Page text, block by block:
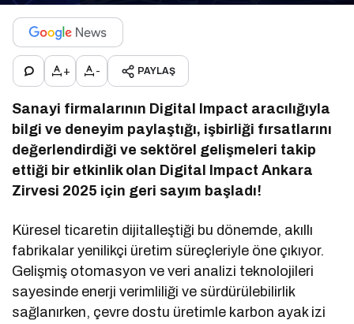
+ - PAYLAŞ
Sanayi firmalarının Digital Impact aracılığıyla
bilgi ve deneyim paylaştığı, işbirliği fırsatlarını
değerlendirdiği ve sektörel gelişmeleri takip
ettiği bir etkinlik olan Digital Impact Ankara
Zirvesi 2025 için geri sayım başladı!
Küresel ticaretin dijitalleştiği bu dönemde, akıllı
fabrikalar yenilikçi üretim süreçleriyle öne çıkıyor.
Gelişmiş otomasyon ve veri analizi teknolojileri
sayesinde enerji verimliliği ve sürdürülebilirlik
sağlanırken, çevre dostu üretimle karbon ayak izi